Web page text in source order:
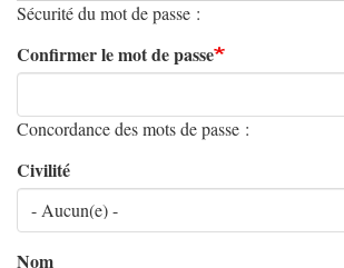
Sécurité du mot de passe :
Confirmer le mot de passe
Concordance des mots de passe :
Civilité
Nom